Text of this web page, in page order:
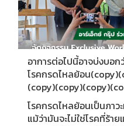
อาการต่อไปนี้อาจบ่งบอ
โรคกรดไหลย้อน
โรคกรดไหลย้อนเป็นภา
แม้ว่ามันจะไม่ใช่โรคที่ร้า